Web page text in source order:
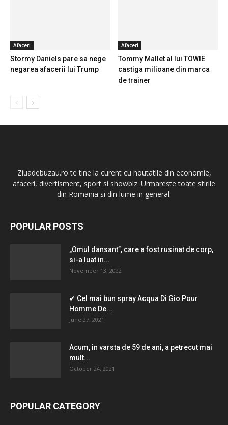
Afaceri
Stormy Daniels pare sa nege
negarea afacerii lui Trump
Afaceri
Tommy Mallet al lui TOWIE
castiga milioane din marca
de trainer
Ziuadebuzau.ro te tine la curent cu noutatile din economie,
afaceri, divertisment, sport si showbiz. Urmareste toate stirile
din Romania si din lume in general.
POPULAR POSTS
„Omul dansant”, care a fost rusinat de corp,
si-a luat in...
November 13, 2022
✔ Cel mai bun spray Acqua Di Gio Pour
Homme De...
June 27, 2021
Acum, in varsta de 59 de ani, a petrecut mai
mult...
October 24, 2021
POPULAR CATEGORY